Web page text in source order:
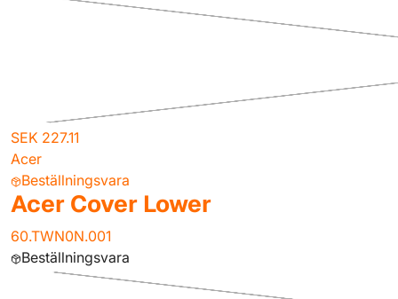
SEK 227.11
Acer
Beställningsvara
Acer Cover Lower
60.TWN0N.001
Beställningsvara